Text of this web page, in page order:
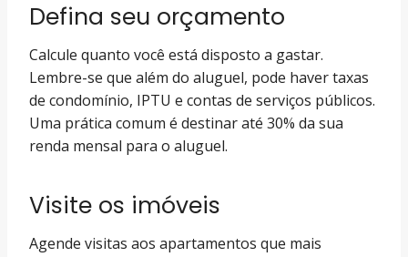
Defina seu orçamento
Calcule quanto você está disposto a gastar.
Lembre-se que além do aluguel, pode haver taxas
de condomínio, IPTU e contas de serviços públicos.
Uma prática comum é destinar até 30% da sua
renda mensal para o aluguel.
Visite os imóveis
Agende visitas aos apartamentos que mais